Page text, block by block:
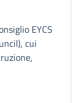
EYCS
cui